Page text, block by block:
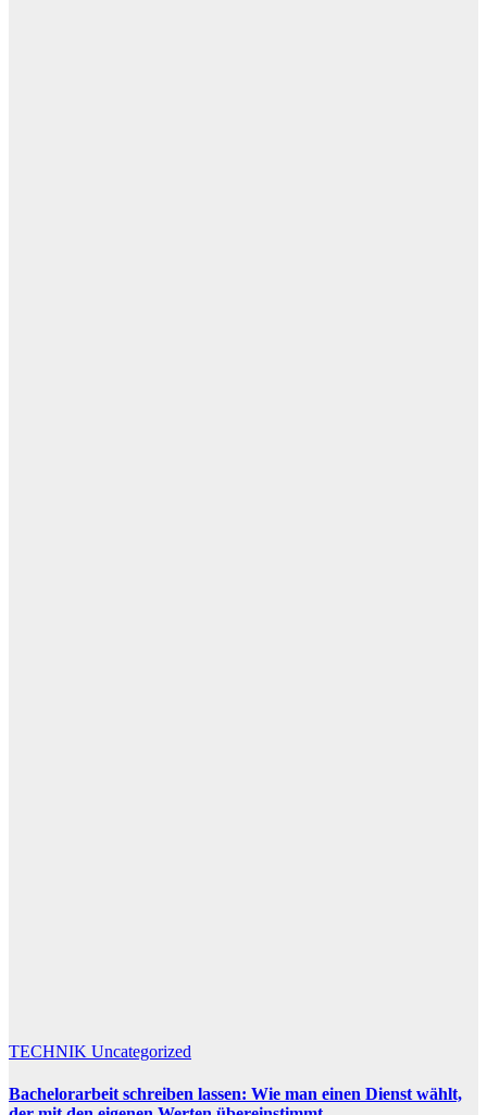
TECHNIK Uncategorized
Bachelorarbeit schreiben lassen: Wie man einen Dienst wählt,